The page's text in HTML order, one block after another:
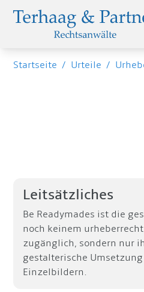
Startseite / Urteile /
Leitsätzliches
Be Readymades ist die
noch keinem
zugänglich, sondern nur
gestalterische
Einzelbildern.